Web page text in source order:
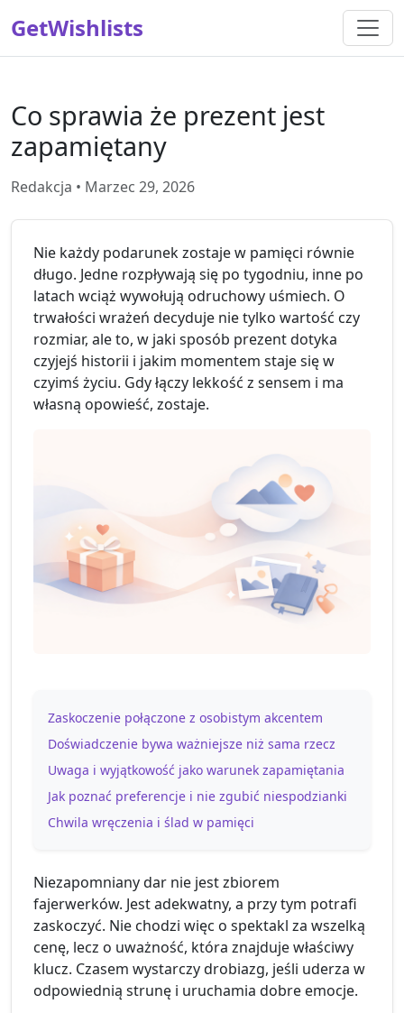
GetWishlists
Co sprawia że prezent jest
zapamiętany
Redakcja • Marzec 29, 2026
Nie każdy podarunek zostaje w pamięci równie
długo. Jedne rozpływają się po tygodniu, inne po
latach wciąż wywołują odruchowy uśmiech. O
trwałości wrażeń decyduje nie tylko wartość czy
rozmiar, ale to, w jaki sposób prezent dotyka
czyjejś historii i jakim momentem staje się w
czyimś życiu. Gdy łączy lekkość z sensem i ma
własną opowieść, zostaje.
Zaskoczenie połączone z osobistym akcentem
Doświadczenie bywa ważniejsze niż sama rzecz
Uwaga i wyjątkowość jako warunek zapamiętania
Jak poznać preferencje i nie zgubić niespodzianki
Chwila wręczenia i ślad w pamięci
Niezapomniany dar nie jest zbiorem
fajerwerków. Jest adekwatny, a przy tym potrafi
zaskoczyć. Nie chodzi więc o spektakl za wszelką
cenę, lecz o uważność, która znajduje właściwy
klucz. Czasem wystarczy drobiazg, jeśli uderza w
odpowiednią strunę i uruchamia dobre emocje.